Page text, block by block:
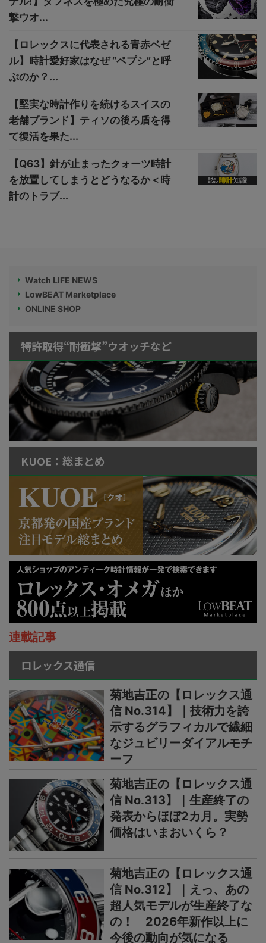
撃ウオ...
【ロレックスに代表される青赤ベゼ
ル】時計愛好家はなぜ “ペプシ”と呼
ぶのか？...
【堅実な時計作りを続けるスイスの
老舗ブランド】ティソの後ろ盾を得
て復活を果た...
【Q63】針が止まったクォーツ時計
を放置してしまうとどうなるか＜時
計のトラブ...
Watch LIFE NEWS
LowBEAT Marketplace
ONLINE SHOP
特許取得“耐衝撃”ウオッチなど
KUOE：総まとめ
連載記事
ロレックス通信
菊地吉正の【ロレックス通
信 No.314】｜技術力を誇
示するグラフィカルで繊細
なジュビリーダイアルモチ
ーフ
菊地吉正の【ロレックス通
信 No.313】｜生産終了の
発表からほぼ2カ月。実勢
価格はいまおいくら？
菊地吉正の【ロレックス通
信 No.312】｜えっ、あの
超人気モデルが生産終了な
の！ 2026年新作以上に
今後の動向が気になる